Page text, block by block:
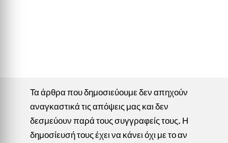
Τα άρθρα που δημοσιεύουμε δεν απηχούν
αναγκαστικά τις απόψεις μας και δεν
δεσμεύουν παρά τους συγγραφείς τους. Η
δημοσίευσή τους έχει να κάνει όχι με το αν